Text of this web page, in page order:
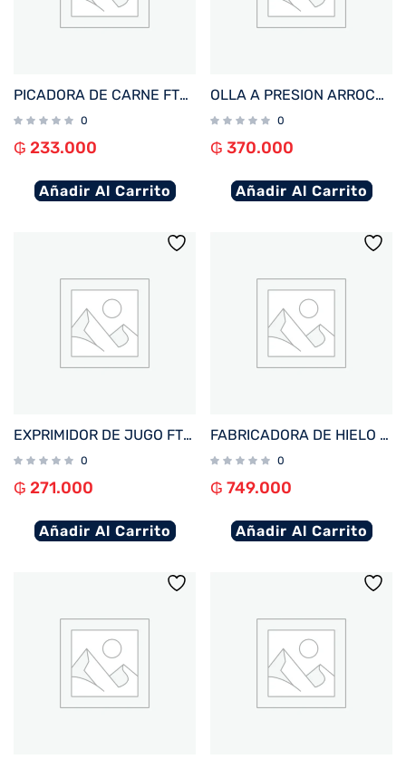
PICADORA DE CARNE FTX 6 EN 1 1000W 220V/3.5L ACERO INOXIDABLE C/ ACC MG-61
0
₲ 233.000
Añadir Al Carrito
OLLA A PRESION ARROCERA FTX 6L 1050W 220V PLATEADO PC-S6
0
₲ 370.000
Añadir Al Carrito
EXPRIMIDOR DE JUGO FTX 1000W 1.2L 220V/ 2 VELOCIDADES NEGRO/ACERO INOXIDABLE J-L1
0
₲ 271.000
Añadir Al Carrito
FABRICADORA DE HIELO FTX 100W 220V 1.5L/15KG BLANCO IM-06
0
₲ 749.000
Añadir Al Carrito